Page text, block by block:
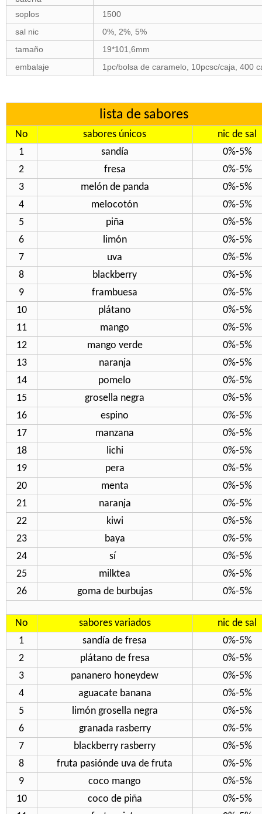
soplos
1500
sal nic
0%, 2%, 5%
tamaño
19*101,6mm
embalaje
1pc/bolsa de caramelo, 10pcsc/caja, 400
lista de sabores
No sabores únicos
nic de sal
1
sandía
0%-5%
2
fresa
0%-5%
3
melón de panda
0%-5%
4
melocotón
0%-5%
5
piña
0%-5%
6
limón
0%-5%
7
uva
0%-5%
8
blackberry
0%-5%
9
frambuesa
0%-5%
10
plátano
0%-5%
11
mango
0%-5%
12
mango verde
0%-5%
13
naranja
0%-5%
14
pomelo
0%-5%
15
grosella negra
0%-5%
16
espino
0%-5%
17
manzana
0%-5%
18
lichi
0%-5%
19
pera
0%-5%
20
menta
0%-5%
21
naranja
0%-5%
22
kiwi
0%-5%
23
baya
0%-5%
24
sí
0%-5%
25
milktea
0%-5%
26
goma de burbujas 0%-5%
No sabores variados
nic de sal
1
sandía de fresa
0%-5%
2
plátano de fresa
0%-5%
3
pananero honeydew
0%-5%
4
aguacate banana
0%-5%
5
limón grosella negra
0%-5%
6
granada rasberry
0%-5%
7
blackberry rasberry
0%-5%
8
fruta pasiónde uva de fruta
0%-5%
9
coco mango
0%-5%
10
coco de piña
0%-5%